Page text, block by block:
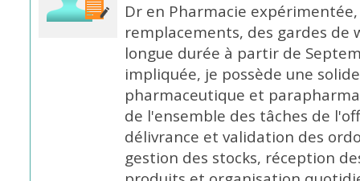
Dr en Pharmacie
remplacements, des gardes de
longue durée à partir de
impliquée, je possède une
pharmaceutique et
de l'ensemble des tâches de
délivrance et validation des
gestion des stocks, réception